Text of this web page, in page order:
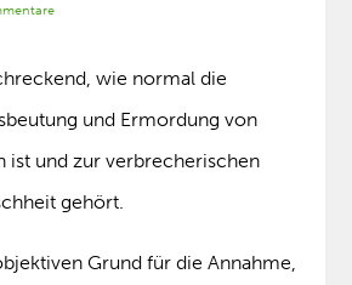
wie normal die
und Ermordung von
ist und zur verbrecherischen
gehört.
Grund für die Annahme,